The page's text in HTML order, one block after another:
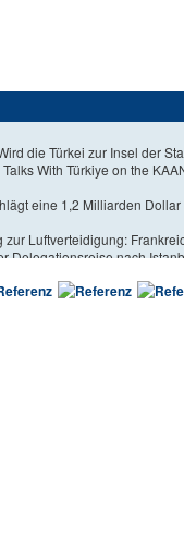
die Türkei zur Insel der
With Türkiye on the
eine 1,2 Milliarden
zur Luftverteidigung:
Delegationsreise nach